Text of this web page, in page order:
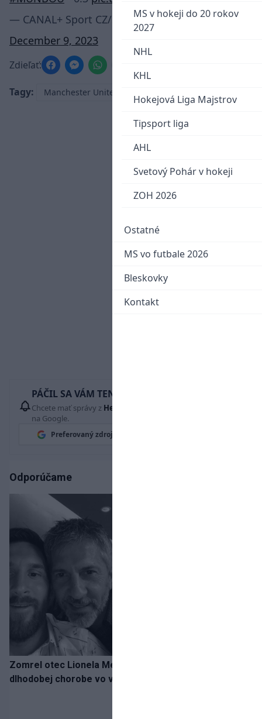
MS v hokeji do 20 rokov
2027
NHL
KHL
Hokejová Liga Majstrov
Tipsport liga
AHL
Svetový Pohár v hokeji
ZOH 2026
Ostatné
MS vo futbale 2026
Bleskovky
Kontakt
— CANAL+ Sport CZ/SK (@CANALSportCZ)
December 9, 2023
Zdieľať:
Tagy: Manchester United
PÁČIL SA VÁM TENTO ČLÁNOK?
Chcete mať správy z Hetrik.sk
na Google.
Preferovaný zdroj
Odporúčame
Zomrel otec Lionela Messiho. Jorge podľahol
dlhodobej chorobe vo veku 68 rokov